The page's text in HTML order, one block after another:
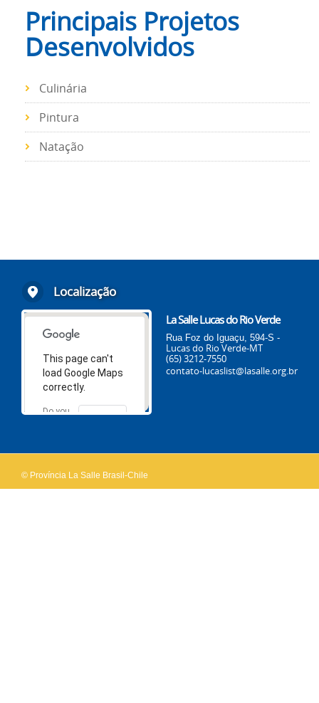
Principais Projetos
Desenvolvidos
Culinária
Pintura
Natação
Localização
This page can't
load Google Maps
correctly.
Do you
OK
La Salle Lucas do Rio Verde
Rua Foz do Iguaçu, 594-S -
Lucas do Rio Verde-MT
(65) 3212-7550
contato-lucaslist@lasalle.org.br
© Província La Salle Brasil-Chile